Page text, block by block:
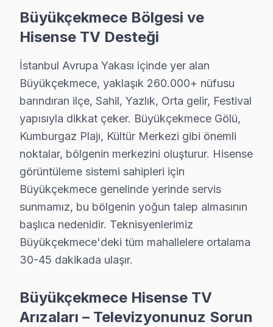
Bunu da ekleyelim:, Büyükçekmece Gölü,
Büyükçekmece'da satın aldığınız Hisense
Kurulum sürecimiz:
• Büyükçekmece'de motorlu döner braket montajı ve
• Büyükçekmece servisimizde kablo kanalı ile estetik
• Büyükçekmece'de Wi-Fi optimizasyonu ve yayın
• Büyükçekmece servisimizde oyun konsolu ve harici
• Büyükçekmece'de uzaktan kumanda programlama
Doğru montaj, Hisense televizyon paneli'nizin
Hisense TV Periyodik Bakımı –
Hisense ekran'nizin uzun yıllar sorunsuz çalışması
• Büyükçekmece'de panel ve LED backlight kontrolü
• Soğutma fanı temizliği ve termal macun yenileme
Büyükçekmece Bölgesi ve
Hisense TV Desteği
İstanbul Avrupa Yakası içinde yer alan
Büyükçekmece, yaklaşık 260.000+ nüfusu
barındıran ilçe, Sahil, Yazlık, Orta gelir, Festival
yapısıyla dikkat çeker. Büyükçekmece Gölü,
Kumburgaz Plajı, Kültür Merkezi gibi önemli
noktalar, bölgenin merkezini oluşturur. Hisense
görüntüleme sistemi sahipleri için
Büyükçekmece genelinde yerinde servis
sunmamız, bu bölgenin yoğun talep almasının
başlıca nedenidir. Teknisyenlerimiz
Büyükçekmece'deki tüm mahallelere ortalama
30-45 dakikada ulaşır.
Büyükçekmece Hisense TV
Arızaları – Televizyonunuz Sorun